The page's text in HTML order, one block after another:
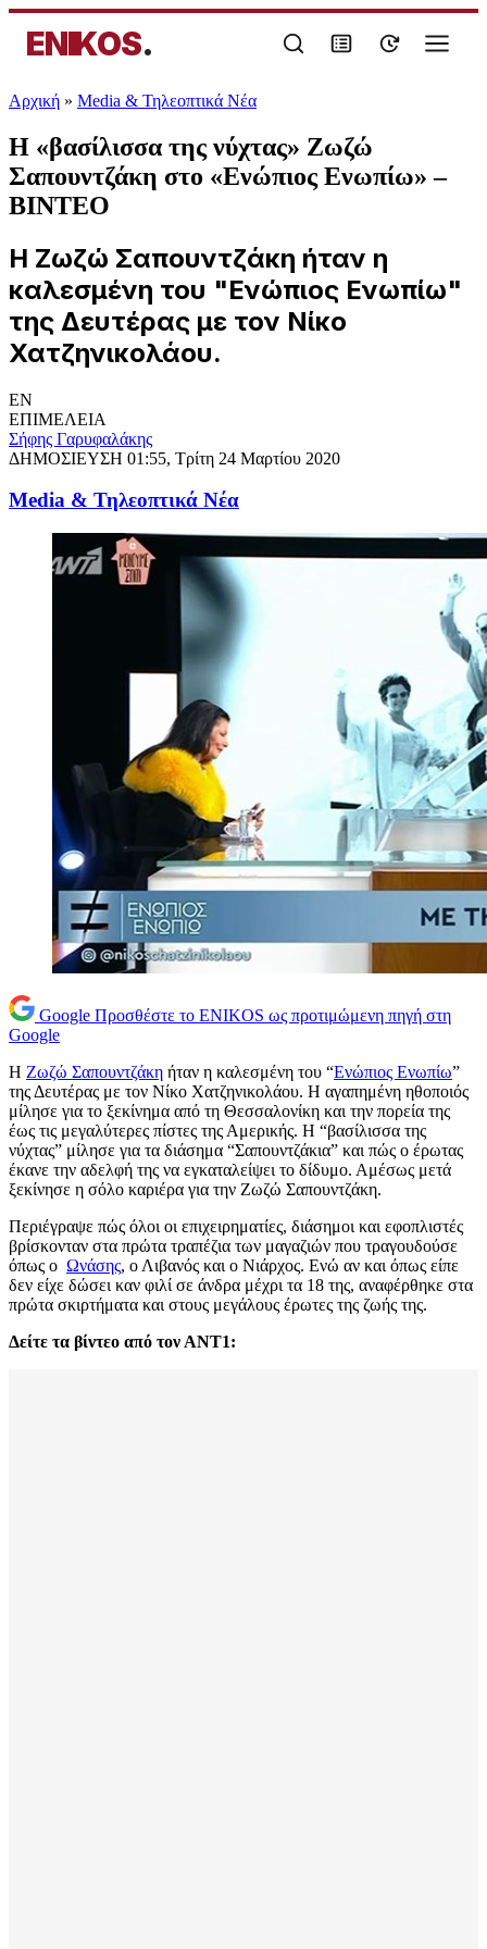
ENIKOS.
Αρχική » Media & Τηλεοπτικά Νέα
Η «βασίλισσα της νύχτας» Ζωζώ
Σαπουντζάκη στο «Ενώπιος Ενωπίω» –
ΒΙΝΤΕΟ
Η Ζωζώ Σαπουντζάκη ήταν η
καλεσμένη του "Ενώπιος Ενωπίω"
της Δευτέρας με τον Νίκο
Χατζηνικολάου.
EN
ΕΠΙΜΕΛΕΙΑ
Σήφης Γαρυφαλάκης
ΔΗΜΟΣΙΕΥΣΗ 01:55, Τρίτη 24 Μαρτίου 2020
Media & Τηλεοπτικά Νέα
Google Προσθέστε το ENIKOS ως προτιμώμενη πηγή στη
Google
Η Ζωζώ Σαπουντζάκη ήταν η καλεσμένη του “Ενώπιος Ενωπίω”
της Δευτέρας με τον Νίκο Χατζηνικολάου. Η αγαπημένη ηθοποιός
μίλησε για το ξεκίνημα από τη Θεσσαλονίκη και την πορεία της
έως τις μεγαλύτερες πίστες της Αμερικής. Η “βασίλισσα της
νύχτας” μίλησε για τα διάσημα “Σαπουντζάκια” και πώς ο έρωτας
έκανε την αδελφή της να εγκαταλείψει το δίδυμο. Αμέσως μετά
ξεκίνησε η σόλο καριέρα για την Ζωζώ Σαπουντζάκη.
Περιέγραψε πώς όλοι οι επιχειρηματίες, διάσημοι και εφοπλιστές
βρίσκονταν στα πρώτα τραπέζια των μαγαζιών που τραγουδούσε
όπως ο Ωνάσης, ο Λιβανός και ο Νιάρχος. Ενώ αν και όπως είπε
δεν είχε δώσει καν φιλί σε άνδρα μέχρι τα 18 της, αναφέρθηκε στα
πρώτα σκιρτήματα και στους μεγάλους έρωτες της ζωής της.
Δείτε τα βίντεο από τον ΑΝΤ1: